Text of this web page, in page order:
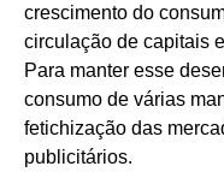
crescimento do
circulação de capitais
Para manter esse
consumo de várias
fetichização das
publicitários.